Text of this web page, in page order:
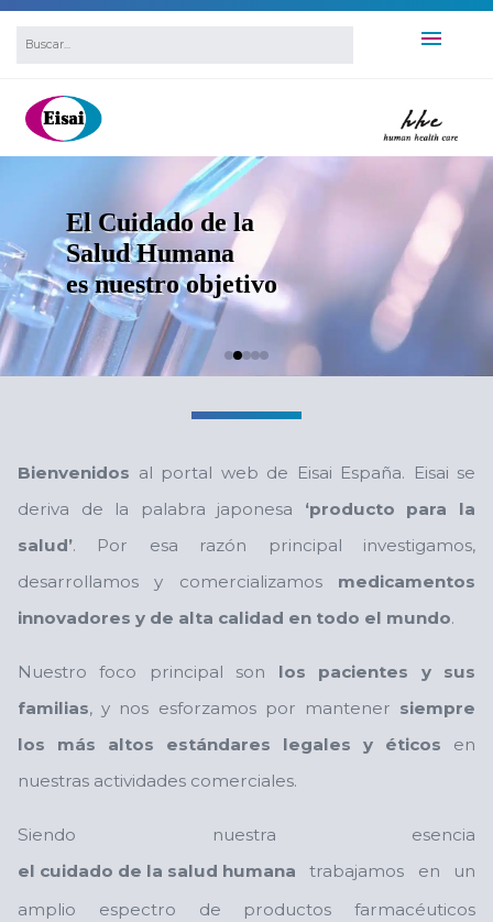
El Cuidado de la
Salud Humana
es nuestro objetivo
Bienvenidos al portal web de Eisai España. Eisai se
deriva de la palabra japonesa ‘producto para la
salud’. Por esa razón principal investigamos,
desarrollamos y comercializamos medicamentos
innovadores y de alta calidad en todo el mundo.
Nuestro foco principal son los pacientes y sus
familias, y nos esforzamos por mantener siempre
los más altos estándares legales y éticos en
nuestras actividades comerciales.
Siendo nuestra esencia
el cuidado de la salud humana trabajamos en un
amplio espectro de productos farmacéuticos